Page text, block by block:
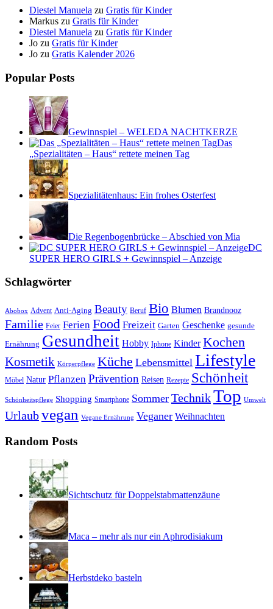
Diestel Manuela zu Gratis für Kinder
Markus zu Gratis für Kinder
Diestel Manuela zu Gratis für Kinder
Jo zu Gratis für Kinder
Jo zu Gratis Kalender 2026
Popular Posts
Gewinnspiel – WELEDA NACHTKERZE
Das
„Spezialitäten – Haus“ rettete meinen Tag
Spezialitätenhaus: Ein frohes Osterfest
Die Regenbogenbrücke – Abschied von Mia
DC
SUPER HERO GIRLS + Gewinnspiel – Anzeige
Schlagwörter
Abobox Advent Anti-Aging Beauty Beruf Bio Blumen Brandnooz
Familie Feier Ferien Food Freizeit Garten Geschenke gesunde
Ernährung Gesundheit Hobby Iphone Kinder Kochen
Kosmetik Körperpflege Küche Lebensmittel Lifestyle
Möbel Natur Pflanzen Prävention Reisen Rezepte Schönheit
Schönheitspflege Shopping Smartphone Sommer TechnikTop Umwelt
Urlaubvegan Vegane Ernährung Veganer Weihnachten
Random Posts
Sichtschutz für Doppelstabmattenzäune
Maca – mehr als nur ein Aphrodisiakum
Herbstdeko basteln